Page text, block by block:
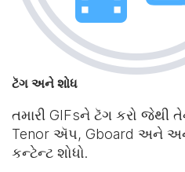
ટૅગ અને શોધ
તમારી GIFsને ટૅગ કરો જેથી
Tenor ઍપ, Gboard અને
કન્ટેન્ટ શોધો.